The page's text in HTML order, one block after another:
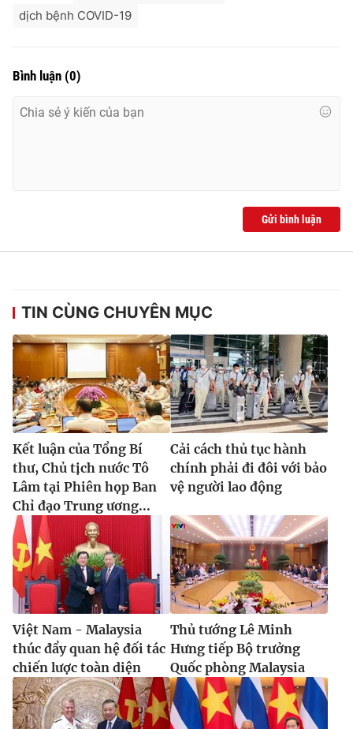
dịch bệnh COVID-19
Bình luận (0)
Gửi bình luận
TIN CÙNG CHUYÊN MỤC
Kết luận của Tổng Bí
thư, Chủ tịch nước Tô
Lâm tại Phiên họp Ban
Chỉ đạo Trung ương...
Cải cách thủ tục hành
chính phải đi đôi với bảo
vệ người lao động
Việt Nam - Malaysia
thúc đẩy quan hệ đối tác
chiến lược toàn diện
Thủ tướng Lê Minh
Hưng tiếp Bộ trưởng
Quốc phòng Malaysia